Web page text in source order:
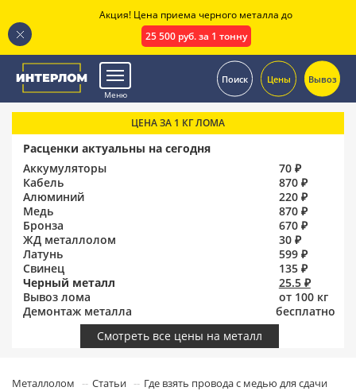
Меню
Поиск Цены Вывоз
ЦЕНА ЗА 1 КГ ЛОМА
Расценки актуальны на сегодня
Аккумуляторы
70 ₽
Кабель
870 ₽
Алюминий
220 ₽
Медь
870 ₽
Бронза
670 ₽
ЖД металлолом
30 ₽
Латунь
599 ₽
Свинец
135 ₽
Черный металл
25.5 ₽
Вывоз лома
от 100 кг
Демонтаж металла
бесплатно
Смотреть все цены на металл
Металлолом Статьи Где взять провода с медью для сдачи
Акция! Цена приема черного металла до
25 500 руб. за 1 тонну
.